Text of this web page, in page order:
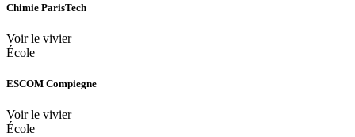
Chimie ParisTech
Voir le vivier
École
ESCOM Compiegne
Voir le vivier
École